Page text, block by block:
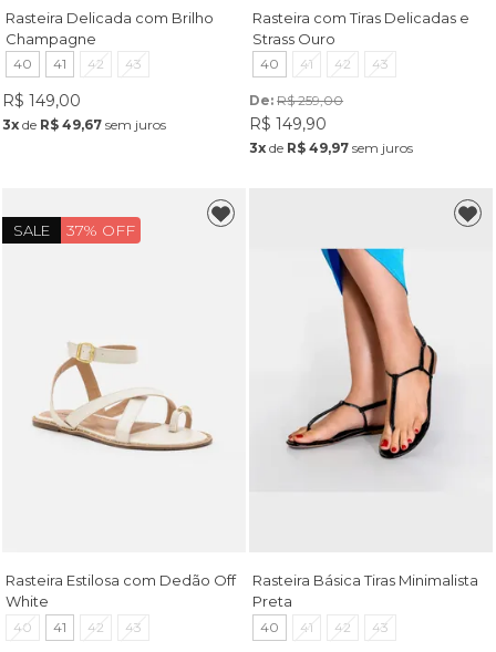
Rasteira Delicada com Brilho
Champagne
40 41 42 43
R$ 149,00
3xde R$ 49,67sem juros
Rasteira com Tiras Delicadas e
Strass Ouro
40 41 42 43
De: R$ 259,00
R$ 149,90
3x de R$ 49,97 sem juros
SALE 37% OFF
Rasteira Estilosa com Dedão Off
White
40 41 42 43
Rasteira Básica Tiras Minimalista
Preta
40 41 42 43